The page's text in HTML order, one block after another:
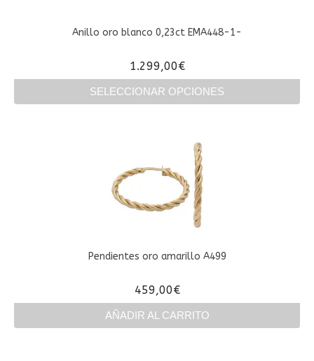
en
la
de
producto
Anillo oro blanco 0,23ct EMA448-1-
1.299,00€
SELECCIONAR OPCIONES
múltiples
variantes.
Las
opciones
se
de
producto
Pendientes oro amarillo A499
459,00€
AÑADIR AL CARRITO